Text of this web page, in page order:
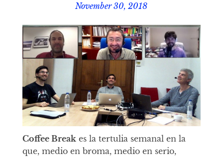
November 30, 2018
Coffee Breakes la tertulia semanal en la
que, medio en broma, medio en serio,